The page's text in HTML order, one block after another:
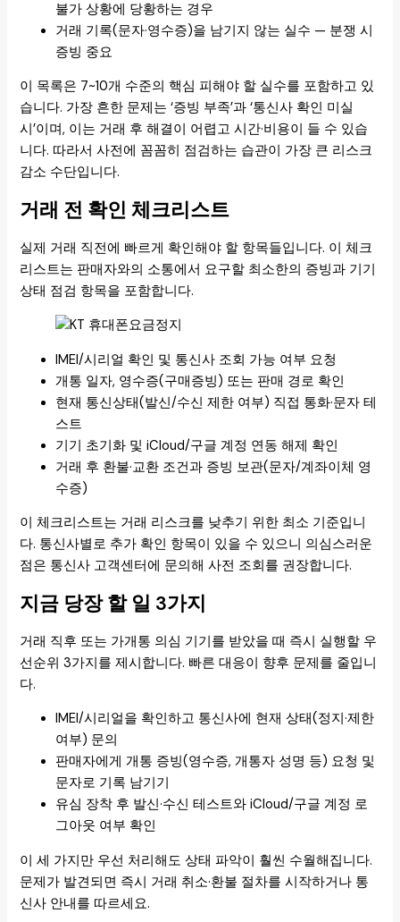
불가 상황에 당황하는 경우
거래 기록(문자·영수증)을 남기지 않는 실수 — 분쟁 시
증빙 중요
이 목록은 7~10개 수준의 핵심 피해야 할 실수를 포함하고 있
습니다. 가장 흔한 문제는 ‘증빙 부족’과 ‘통신사 확인 미실
시’이며, 이는 거래 후 해결이 어렵고 시간·비용이 들 수 있습
니다. 따라서 사전에 꼼꼼히 점검하는 습관이 가장 큰 리스크
감소 수단입니다.
거래 전 확인 체크리스트
실제 거래 직전에 빠르게 확인해야 할 항목들입니다. 이 체크
리스트는 판매자와의 소통에서 요구할 최소한의 증빙과 기기
상태 점검 항목을 포함합니다.
IMEI/시리얼 확인 및 통신사 조회 가능 여부 요청
개통 일자, 영수증(구매증빙) 또는 판매 경로 확인
현재 통신상태(발신/수신 제한 여부) 직접 통화·문자 테
스트
기기 초기화 및 iCloud/구글 계정 연동 해제 확인
거래 후 환불·교환 조건과 증빙 보관(문자/계좌이체 영
수증)
이 체크리스트는 거래 리스크를 낮추기 위한 최소 기준입니
다. 통신사별로 추가 확인 항목이 있을 수 있으니 의심스러운
점은 통신사 고객센터에 문의해 사전 조회를 권장합니다.
지금 당장 할 일 3가지
거래 직후 또는 가개통 의심 기기를 받았을 때 즉시 실행할 우
선순위 3가지를 제시합니다. 빠른 대응이 향후 문제를 줄입니
다.
IMEI/시리얼을 확인하고 통신사에 현재 상태(정지·제한
여부) 문의
판매자에게 개통 증빙(영수증, 개통자 성명 등) 요청 및
문자로 기록 남기기
유심 장착 후 발신·수신 테스트와 iCloud/구글 계정 로
그아웃 여부 확인
이 세 가지만 우선 처리해도 상태 파악이 훨씬 수월해집니다.
문제가 발견되면 즉시 거래 취소·환불 절차를 시작하거나 통
신사 안내를 따르세요.